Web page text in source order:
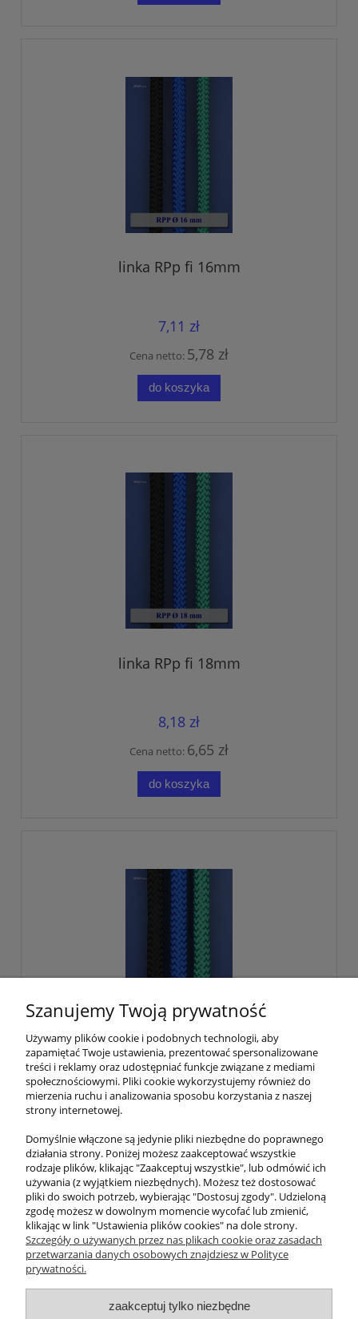
linka RPp fi 16mm
7,11 zł
Cena netto: 5,78 zł
do koszyka
linka RPp fi 18mm
8,18 zł
Cena netto: 6,65 zł
do koszyka
linka RPp fi 20mm
Cena netto:8,52 zł
do koszyka
O nas
Szanujemy Twoją prywatność
Używamy plików cookie i podobnych technologii, aby
zapamiętać Twoje ustawienia, prezentować spersonalizowane
treści i reklamy oraz udostępniać funkcje związane z mediami
społecznościowymi. Pliki cookie wykorzystujemy również do
mierzenia ruchu i analizowania sposobu korzystania z naszej
strony internetowej.
Domyślnie włączone są jedynie pliki niezbędne do poprawnego
działania strony. Poniżej możesz zaakceptować wszystkie
rodzaje plików, klikając "Zaakceptuj wszystkie", lub odmówić ich
używania (z wyjątkiem niezbędnych). Możesz też dostosować
pliki do swoich potrzeb, wybierając "Dostosuj zgody". Udzieloną
zgodę możesz w dowolnym momencie wycofać lub zmienić,
klikając w link "Ustawienia plików cookies" na dole strony.
Szczegóły o używanych przez nas plikach cookie oraz zasadach
przetwarzania danych osobowych znajdziesz w Polityce
prywatności.
zaakceptuj tylko niezbędne